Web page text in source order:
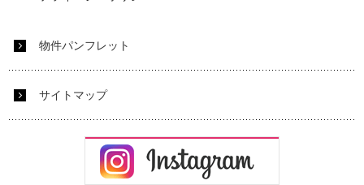
物件パンフレット
サイトマップ